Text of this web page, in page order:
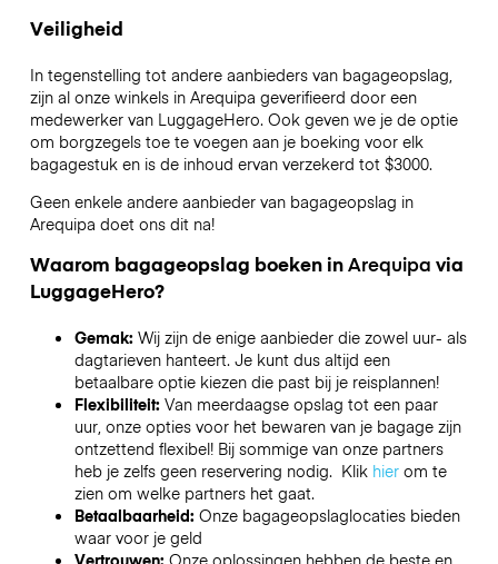
Veiligheid
In tegenstelling tot andere aanbieders van bagageopslag,
zijn al onze winkels in Arequipa geverifieerd door een
medewerker van LuggageHero. Ook geven we je de optie
om borgzegels toe te voegen aan je boeking voor elk
bagagestuk en is de inhoud ervan verzekerd tot $3000.
Geen enkele andere aanbieder van bagageopslag in
Arequipa doet ons dit na!
Waarom bagageopslag boeken inArequipa via
LuggageHero?
Gemak: Wij zijn de enige aanbieder die zowel uur- als
dagtarieven hanteert. Je kunt dus altijd een
betaalbare optie kiezen die past bij je reisplannen!
Flexibiliteit: Van meerdaagse opslag tot een paar
uur, onze opties voor het bewaren van je bagage zijn
ontzettend flexibel! Bij sommige van onze partners
heb je zelfs geen reservering nodig. Klik hierom te
zien om welke partners het gaat.
Betaalbaarheid: Onze bagageopslaglocaties bieden
waar voor je geld